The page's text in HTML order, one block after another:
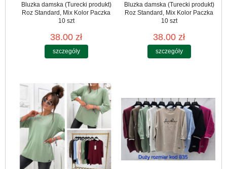
Bluzka damska (Turecki produkt)
Roz Standard, Mix Kolor Paczka
10 szt
38.00 zł
szczegóły
Bluzka damska (Turecki produkt)
Roz Standard, Mix Kolor Paczka
10 szt
38.00 zł
szczegóły